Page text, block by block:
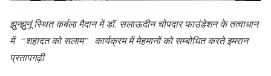
झुन्झुनूं स्थित कर्बला मैदान में डॉ. सलाऊदीन चोपदार फाउंडेशन के तत्वाधान
में “शहादत को सलाम” कार्यक्रम में मेहमानों को सम्बोधित करते इमरान
प्रतापगढ़ी